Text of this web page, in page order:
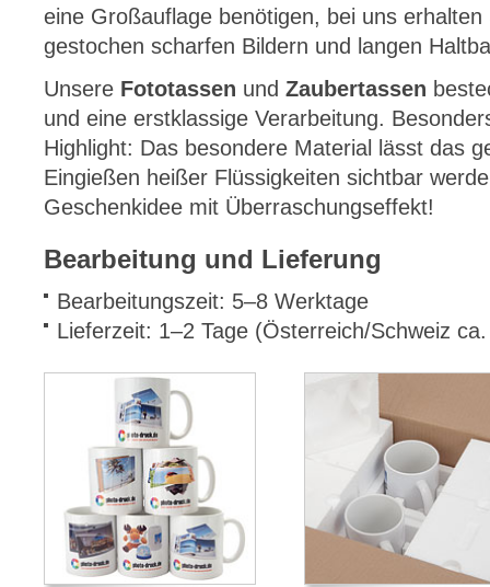
eine Großauflage benötigen, bei uns
gestochen scharfen Bildern und langen
Unsere Fototassen und Zaubertassen
und eine erstklassige Verarbeitung.
Highlight: Das besondere Material lässt das
Eingießen heißer Flüssigkeiten sichtbar
Geschenkidee mit Überraschungseffekt!
Bearbeitung und Lieferung
Bearbeitungszeit: 5–8 Werktage
Lieferzeit: 1–2 Tage (Österreich/Schweiz